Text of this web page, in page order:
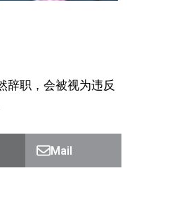
辞职，会被视为违反
Mail